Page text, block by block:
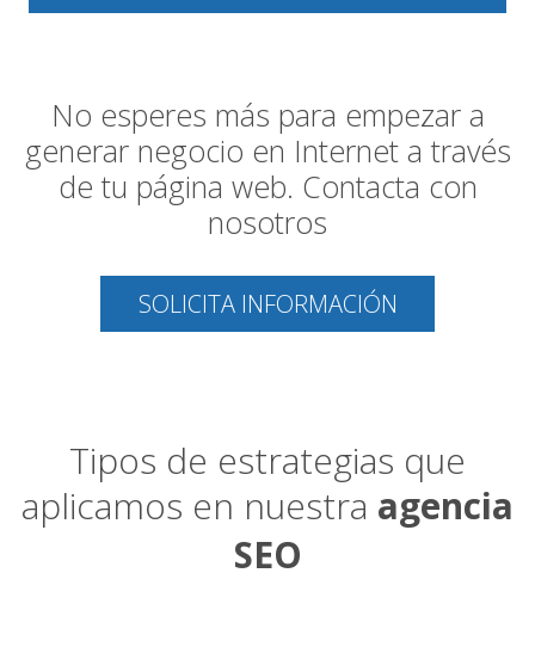
No esperes más para empezar a
generar negocio en Internet a través
de tu página web. Contacta con
nosotros
SOLICITA INFORMACIÓN
Tipos de estrategias que
aplicamos en nuestra agencia
SEO